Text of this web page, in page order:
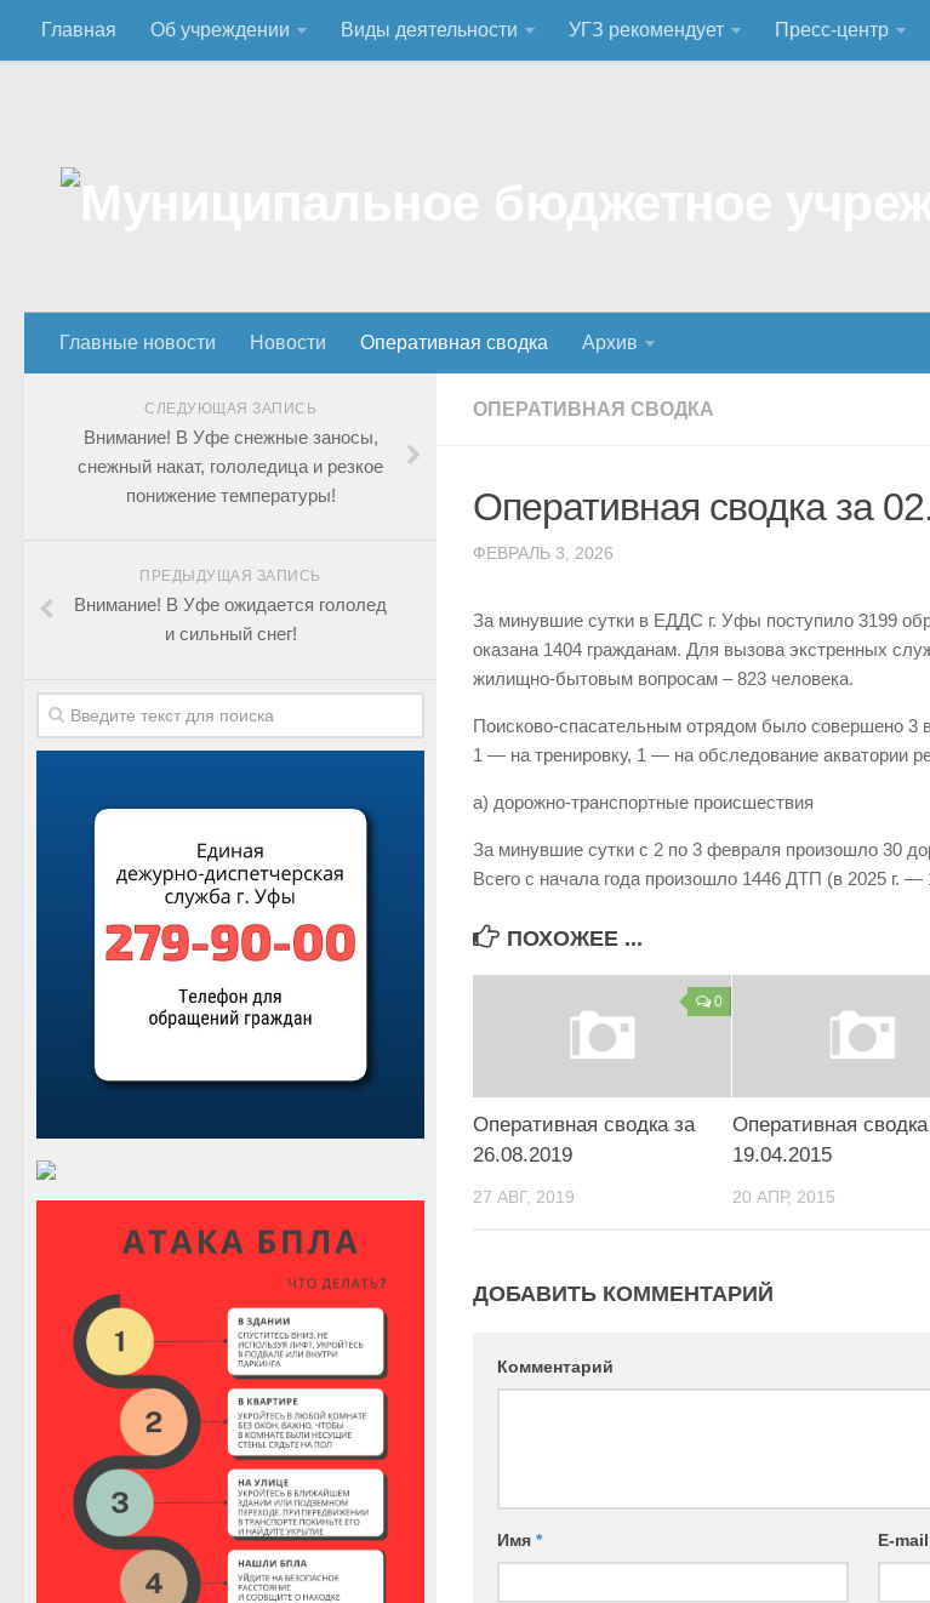
Главная Об учреждении Виды деятельности УГЗ рекомендует Пресс-центр
Главные новости Новости Оперативная сводка Архив
ОПЕРАТИВНАЯ СВОДКА
Оперативная сводка за
ФЕВРАЛЬ 3, 2026
За минувшие сутки в ЕДДС г. Уфы поступило 3199
оказана 1404 гражданам. Для вызова экстренных
жилищно-бытовым вопросам – 823 человека.
Поисково-спасательным отрядом было совершено 3
1 — на тренировку, 1 — на обследование акватории
а) дорожно-транспортные происшествия
За минувшие сутки с 2 по 3 февраля произошло 30
Всего с начала года произошло 1446 ДТП (в 2025 г.
ПОХОЖЕЕ ...
0
Оперативная сводка за
26.08.2019
27 АВГ, 2019
Оперативная
19.04.2015
20 АПР, 2015
ДОБАВИТЬ КОММЕНТАРИЙ
Комментарий
Имя * E-
СЛЕДУЮЩАЯ ЗАПИСЬ
Внимание! В Уфе снежные заносы,
снежный накат, гололедица и резкое
понижение температуры!
ПРЕДЫДУЩАЯ ЗАПИСЬ
Внимание! В Уфе ожидается гололед
и сильный снег!